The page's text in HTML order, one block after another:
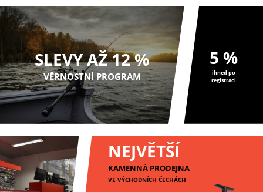
SLEVY AŽ 12 %
VĚRNOSTNÍ PROGRAM
5 %
ihned po
registraci
NEJVĚTŠÍ
KAMENNÁ PRODEJNA
VE VÝCHODNÍCH ČECHÁCH